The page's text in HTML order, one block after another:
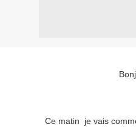
Ce matin je vais